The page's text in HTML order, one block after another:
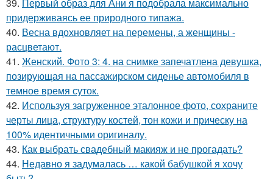
39. Первый образ для Ани я подобрала максимально
придерживаясь ее природного типажа.
40. Весна вдохновляет на перемены, а женщины -
расцветают.
41. Женский. Фото 3: 4. на снимке запечатлена девушка,
позирующая на пассажирском сиденье автомобиля в
темное время суток.
42. Используя загруженное эталонное фото, сохраните
черты лица, структуру костей, тон кожи и прическу на
100% идентичными оригиналу.
43. Как выбрать свадебный макияж и не прогадать?
44. Недавно я задумалась … какой бабушкой я хочу